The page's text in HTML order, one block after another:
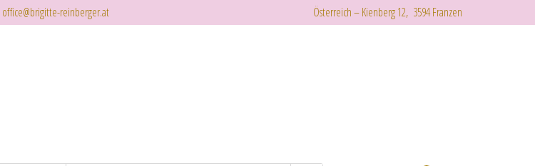
office@brigitte-reinberger.at Österreich – Kienberg 12, 3594 Franzen